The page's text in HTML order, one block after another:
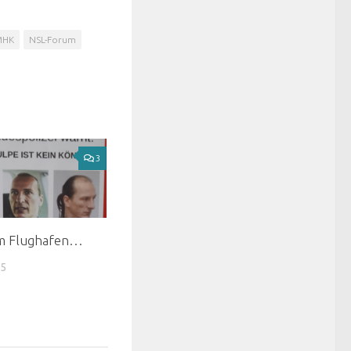
NSL-Forum
3
Flughafen…